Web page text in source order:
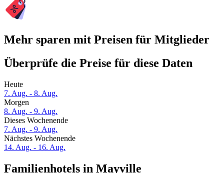
Mehr sparen mit Preisen für Mitglieder
Überprüfe die Preise für diese Daten
Heute
7. Aug. - 8. Aug.
Morgen
8. Aug. - 9. Aug.
Dieses Wochenende
7. Aug. - 9. Aug.
Nächstes Wochenende
14. Aug. - 16. Aug.
Familienhotels in Mayville